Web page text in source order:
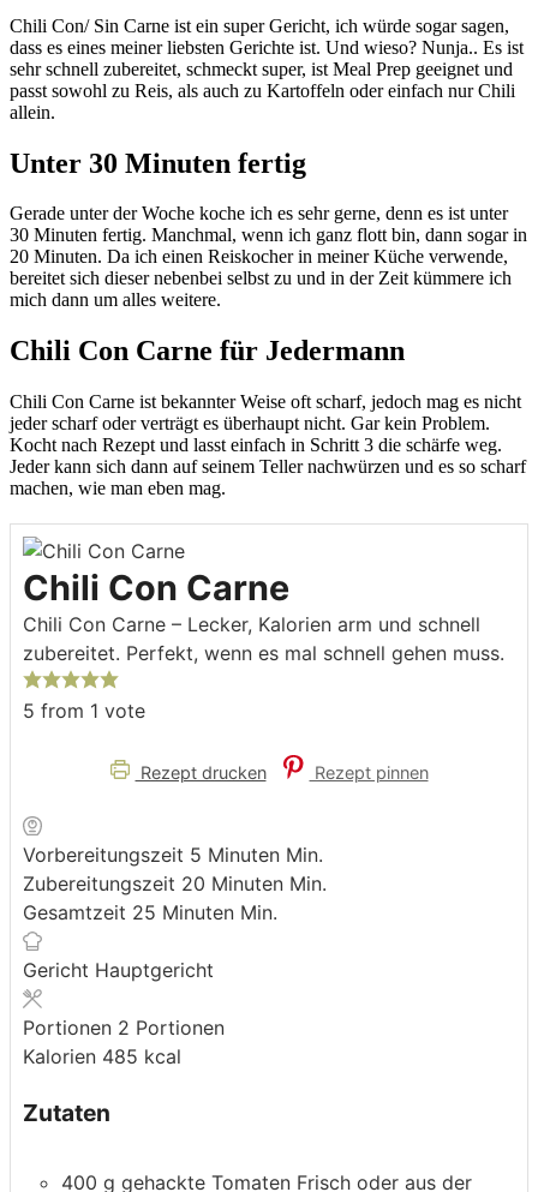
Chili Con/ Sin Carne ist ein super Gericht, ich würde sogar sagen,
dass es eines meiner liebsten Gerichte ist. Und wieso? Nunja.. Es ist
sehr schnell zubereitet, schmeckt super, ist Meal Prep geeignet und
passt sowohl zu Reis, als auch zu Kartoffeln oder einfach nur Chili
allein.
Unter 30 Minuten fertig
Gerade unter der Woche koche ich es sehr gerne, denn es ist unter
30 Minuten fertig. Manchmal, wenn ich ganz flott bin, dann sogar in
20 Minuten. Da ich einen Reiskocher in meiner Küche verwende,
bereitet sich dieser nebenbei selbst zu und in der Zeit kümmere ich
mich dann um alles weitere.
Chili Con Carne für Jedermann
Chili Con Carne ist bekannter Weise oft scharf, jedoch mag es nicht
jeder scharf oder verträgt es überhaupt nicht. Gar kein Problem.
Kocht nach Rezept und lasst einfach in Schritt 3 die schärfe weg.
Jeder kann sich dann auf seinem Teller nachwürzen und es so scharf
machen, wie man eben mag.
Chili Con Carne
Chili Con Carne – Lecker, Kalorien arm und schnell
zubereitet. Perfekt, wenn es mal schnell gehen muss.
5 from 1 vote
Rezept drucken Rezept pinnen
Vorbereitungszeit 5 Minuten Min.
Zubereitungszeit 20 Minuten Min.
Gesamtzeit 25 Minuten Min.
Gericht Hauptgericht
Portionen 2 Portionen
Kalorien 485 kcal
Zutaten
400 g gehackte Tomaten Frisch oder aus der